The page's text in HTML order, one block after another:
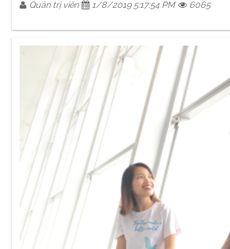
Quản trị viên 1/8/2019 5:17:54 PM 6065